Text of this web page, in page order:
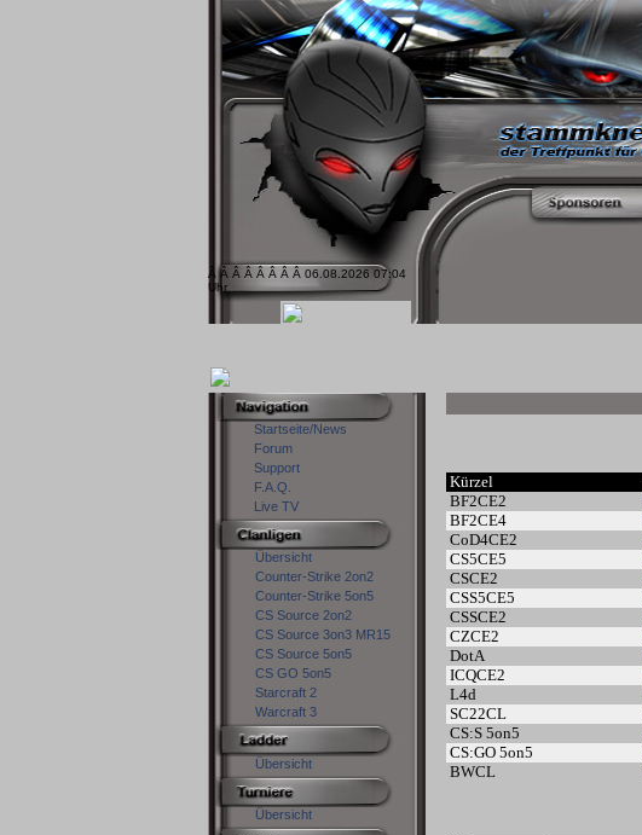
Â Â Â Â Â Â Â Â 06.08.2026 07:04
Uhr
Startseite/News
Forum
Support
F.A.Q.
Live TV
Übersicht
Counter-Strike 2on2
Counter-Strike 5on5
CS Source 2on2
CS Source 3on3 MR15
CS Source 5on5
CS GO 5on5
Starcraft 2
Warcraft 3
Übersicht
Übersicht
Kürzel
BF2CE2
BF2CE4
CoD4CE2
CS5CE5
CSCE2
CSS5CE5
CSSCE2
CZCE2
DotA
ICQCE2
L4d
SC22CL
CS:S 5on5
CS:GO 5on5
BWCL